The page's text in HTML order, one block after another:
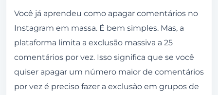
Você já aprendeu como apagar comentários no
Instagram em massa. É bem simples. Mas, a
plataforma limita a exclusão massiva a 25
comentários por vez. Isso significa que se você
quiser apagar um número maior de comentários
por vez é preciso fazer a exclusão em grupos de